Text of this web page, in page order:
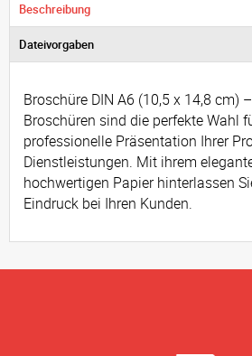
Beschreibung
Dateivorgaben
Broschüre DIN A6 (10,5 x 14,8 cm)
Broschüren sind die perfekte Wahl
professionelle Präsentation Ihrer
Dienstleistungen. Mit ihrem
hochwertigen Papier hinterlassen
Eindruck bei Ihren Kunden.